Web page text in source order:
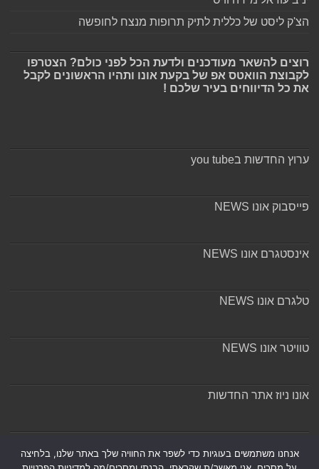
הצ'ק ליסט של כללית לתיק תרופות מנצח לחופשה
רוצים להשאר מעודכנים ולדעת הכל לפני כולם? הצטרפו
לקבוצת הוואטס אפ של בקעת אונו ותהיו הראשונים לקבל
את כל הדיווחים בעיר שלכם !
ערוץ החדשות בyou tube
פייסבוק אונו NEWS
אינסטגרם אונו NEWS
טלגרם אונו NEWS
טוויטר אונו NEWS
אונו ניוז אתר החדשות
אנחנו משתמשים בעוגיות כדי לשפר את החוויה שלך באתר שלנו, בלחיצה